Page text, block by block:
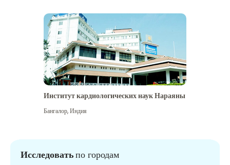
Институт кардиологических наук Нараяны
Бангалор,Индия
Исследоватьпо городам